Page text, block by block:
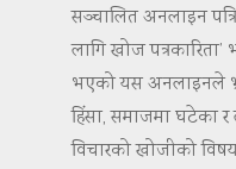
सञ्चालित अनलाइन
लागि खोज पत्रकारिता’
भएको यस अनलाइनले
हिंसा, समाजमा घटेका
विचारको खोजीको